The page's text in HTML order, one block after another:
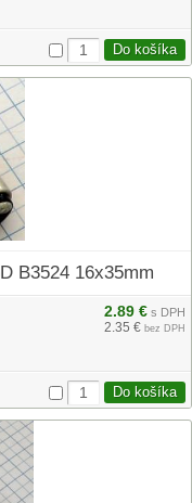
B3524 16x35mm
2.89 € s DPH
2.35 € bez DPH